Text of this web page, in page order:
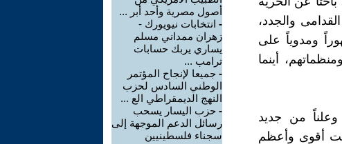
والجدد،
ومدوياً على
أينما
من جديد
أقوى وأعظم
أصول مصرية وأحد أبر ...
- انتخابات نيويورك -
زهران ممداني مسلم
يساري يربك حسابات
ترامب ...
- جميعا لإنجاح المؤتمر
الوطني السادس لحزب
النهج الديمقراطي الع ...
- حزب اليسار يسحب
رسائل الدعم الموجهة إلى
سجناء فلسطينيين